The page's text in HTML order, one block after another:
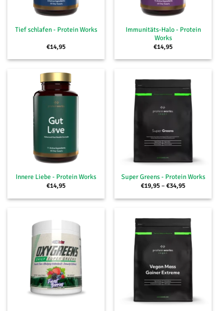
Tief schlafen - Protein Works
€14,95
Immunitäts-Halo - Protein
Works
€14,95
Innere Liebe - Protein Works
€14,95
Super Greens - Protein Works
€19,95–€34,95
bis